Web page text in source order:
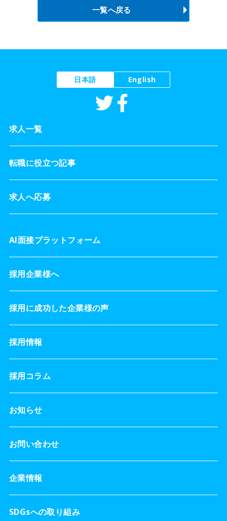
一覧へ戻る
日本語 English
求人一覧
転職に役立つ記事
求人へ応募
AI面接プラットフォーム
採用企業様へ
採用に成功した企業様の声
採用情報
採用コラム
お知らせ
お問い合わせ
企業情報
SDGsへの取り組み